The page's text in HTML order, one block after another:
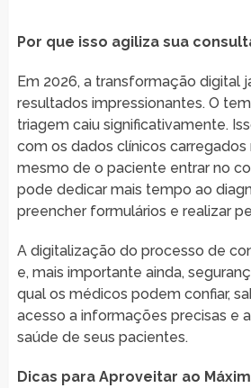
Por que isso agiliza sua
Em 2026, a transformação digital
resultados impressionantes. O
triagem caiu significativamente.
com os dados clínicos carregados
mesmo de o paciente entrar no
pode dedicar mais tempo ao
preencher formulários e realizar
A digitalização do processo de
e, mais importante ainda,
qual os médicos podem confiar,
acesso a informações precisas e
saúde de seus pacientes.
Dicas para Aproveitar ao